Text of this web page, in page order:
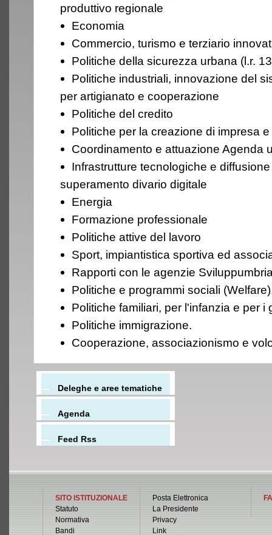
produttivo regionale
Economia
Commercio, turismo e terziario
Politiche della sicurezza urbana (l.r.
Politiche industriali, innovazione del
per artigianato e cooperazione
Politiche del credito
Politiche per la creazione di impresa
Coordinamento e attuazione Agenda
Infrastrutture tecnologiche e
superamento divario digitale
Energia
Formazione professionale
Politiche attive del lavoro
Sport, impiantistica sportiva ed
Rapporti con le agenzie
Politiche e programmi sociali
Politiche familiari, per l'infanzia e per i
Politiche immigrazione.
Cooperazione, associazionismo e
Deleghe e aree tematiche
Agenda
Feed Rss
SITO ISTITUZIONALE
Statuto
Normativa
Bandi
Posta Elettronica
La Presidente
Privacy
Link